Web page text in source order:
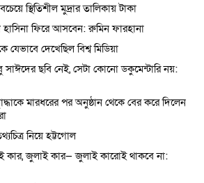
স্থিতিশীল মুদ্রার তালিকায় টাকা
হাসিনা ফিরে আসবেন: রুমিন ফারহানা
দেখেছিল বিশ্ব মিডিয়া
সাঈদের ছবি নেই, সেটা কোনো ডকুমেন্টারি নয়:
মারধরের পর অনুষ্ঠান থেকে বের করে দিলেন
নিয়ে হট্টগোল
কার, জুলাই কার— জুলাই কারোই থাকবে না: